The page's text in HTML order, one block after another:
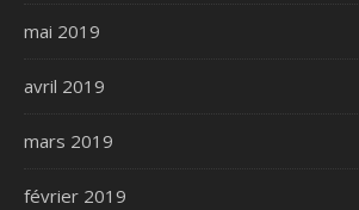
mai 2019
avril 2019
mars 2019
février 2019